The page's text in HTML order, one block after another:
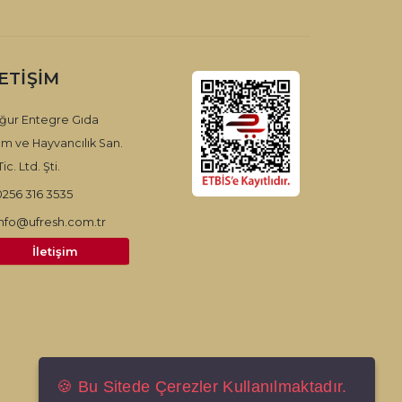
Entegre Gıda
ve Hayvancılık San.
Ltd. Şti.
316 3535
İletişim
🍪 Bu Sitede Çerezler Kullanılmaktadır.